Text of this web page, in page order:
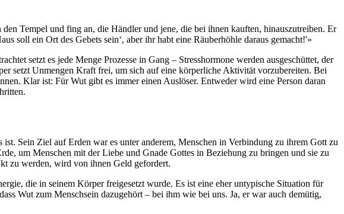
Tempel und fing an, die Händler und jene, die bei ihnen kauften, hinauszutreiben. Er
soll ein Ort des Gebets sein‘, aber ihr habt eine Räuberhöhle daraus gemacht!'»
setzt es jede Menge Prozesse in Gang – Stresshormone werden ausgeschüttet, der
setzt Unmengen Kraft frei, um sich auf eine körperliche Aktivität vorzubereiten. Bei
Klar ist: Für Wut gibt es immer einen Auslöser. Entweder wird eine Person daran
Sein Ziel auf Erden war es unter anderem, Menschen in Verbindung zu ihrem Gott zu
um Menschen mit der Liebe und Gnade Gottes in Beziehung zu bringen und sie zu
zu werden, wird von ihnen Geld gefordert.
die in seinem Körper freigesetzt wurde. Es ist eine eher untypische Situation für
Wut zum Menschsein dazugehört – bei ihm wie bei uns. Ja, er war auch demütig,